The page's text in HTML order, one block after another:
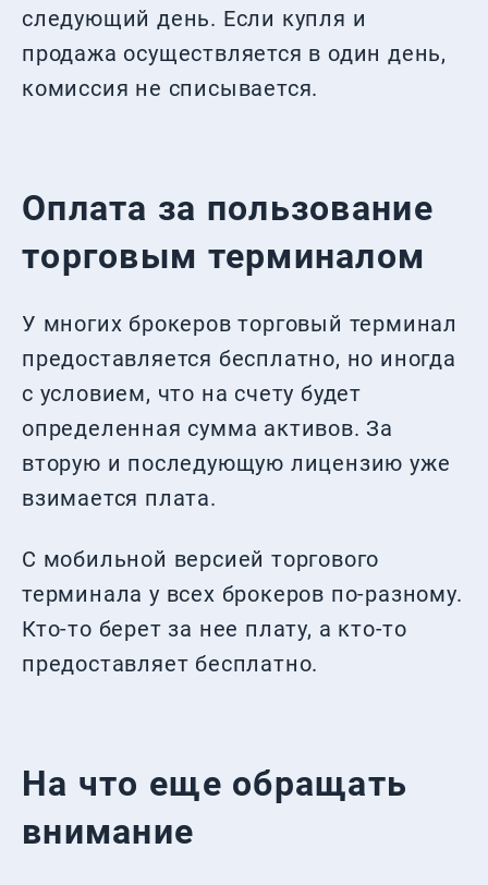
следующий день. Если купля и
продажа осуществляется в один день,
комиссия не списывается.
Оплата за пользование
торговым терминалом
У многих брокеров торговый терминал
предоставляется бесплатно, но иногда
с условием, что на счету будет
определенная сумма активов. За
вторую и последующую лицензию уже
взимается плата.
С мобильной версией торгового
терминала у всех брокеров по-разному.
Кто-то берет за нее плату, а кто-то
предоставляет бесплатно.
На что еще обращать
внимание